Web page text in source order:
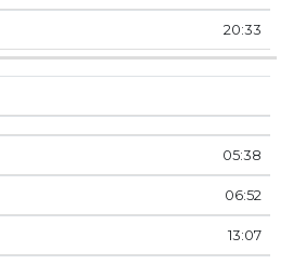
20:33
05:38
06:52
13:07